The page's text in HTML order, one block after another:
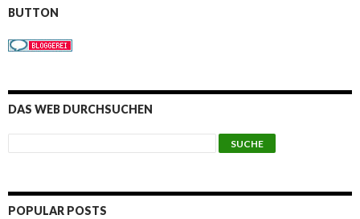
BUTTON
DAS WEB DURCHSUCHEN
POPULAR POSTS